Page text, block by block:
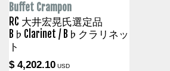
Buffet Crampon
RC 大井宏晃氏選定品
B♭Clarinet / B♭クラリネッ
ト
$ 4,202.10 USD